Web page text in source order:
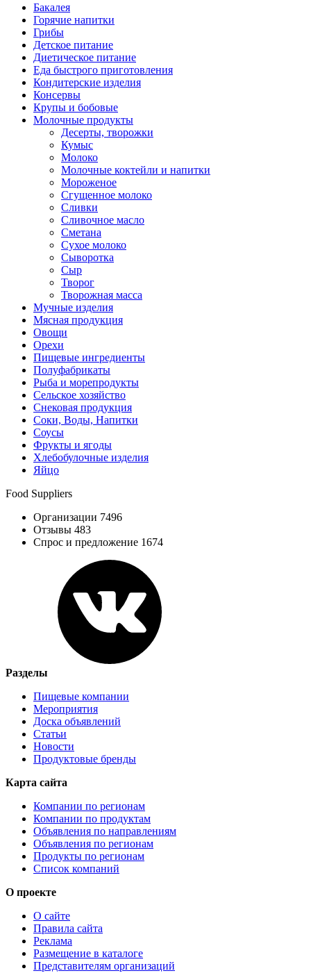
Бакалея
Горячие напитки
Грибы
Детское питание
Диетическое питание
Еда быстрого приготовления
Кондитерские изделия
Консервы
Крупы и бобовые
Молочные продукты
Десерты, творожки
Кумыс
Молоко
Молочные коктейли и напитки
Мороженое
Сгущенное молоко
Сливки
Сливочное масло
Сметана
Сухое молоко
Сыворотка
Сыр
Творог
Творожная масса
Мучные изделия
Мясная продукция
Овощи
Орехи
Пищевые ингредиенты
Полуфабрикаты
Рыба и морепродукты
Сельское хозяйство
Снековая продукция
Соки, Воды, Напитки
Соусы
Фрукты и ягоды
Хлебобулочные изделия
Яйцо
Food Suppliers
Организации 7496
Отзывы 483
Спрос и предложение 1674
Разделы
Пищевые компании
Мероприятия
Доска объявлений
Статьи
Новости
Продуктовые бренды
Карта сайта
Компании по регионам
Компании по продуктам
Объявления по направлениям
Объявления по регионам
Продукты по регионам
Список компаний
О проекте
О сайте
Правила сайта
Реклама
Размещение в каталоге
Представителям организаций